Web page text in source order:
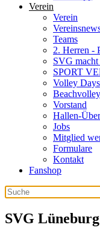
Verein
Verein
Teams
2. Herren -
SVG macht
SPORT
Volley Days
Vorstand
Hallen-
Jobs
Mitglied
Formulare
Kontakt
Fanshop
SVG